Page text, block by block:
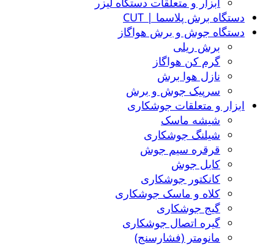
دستگاه برش پلاسما | CUT
دستگاه جوش و برش هواگاز
برش ریلی
گرم کن هواگاز
نازل هوا برش
سرپیک جوش و برش
ابزار و متعلقات جوشکاری
شیشه ماسک
شیلنگ جوشکاری
قرقره سیم جوش
کابل جوش
کانکتور جوشکاری
کلاه و ماسک جوشکاری
گیج جوشکاری
گیره اتصال جوشکاری
مانومتر (فشارسنج)